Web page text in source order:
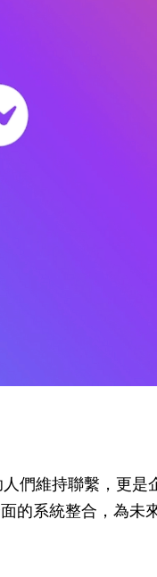
們維持聯繫，更是
的系統整合，為未